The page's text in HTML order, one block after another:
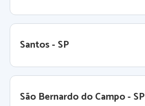
Santos - SP
São Bernardo do Campo - SP